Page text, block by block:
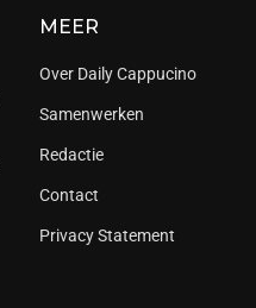
MEER
Over Daily Cappucino
Samenwerken
Redactie
Contact
Privacy Statement